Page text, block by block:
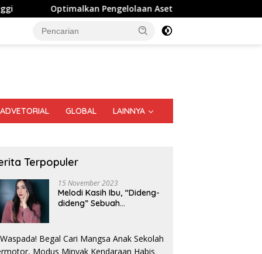
Pengelolaan Aset Negara, Bapas Kelas I Palangka Raya
ADVETORIAL GLOBAL LAINNYA
Terpopuler
15 November 2023
Melodi Kasih Ibu, “Dideng-
dideng” Sebuah